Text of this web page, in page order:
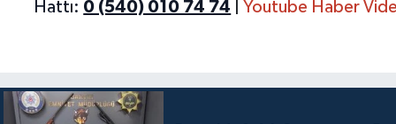
Hattı: 0 (540) 010 74 74 Youtube Haber